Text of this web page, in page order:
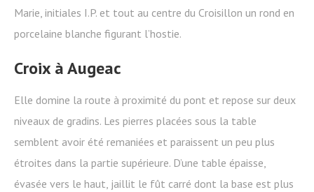
Marie, initiales I.P. et tout au centre du Croisillon un rond en
porcelaine blanche figurant l’hostie.
Croix à Augeac
Elle domine la route à proximité du pont et repose sur deux
niveaux de gradins. Les pierres placées sous la table
semblent avoir été remaniées et paraissent un peu plus
étroites dans la partie supérieure. D’une table épaisse,
évasée vers le haut, jaillit le fût carré dont la base est plus